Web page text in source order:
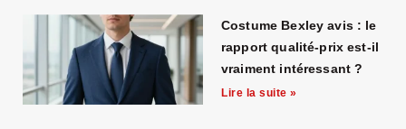
Costume Bexley avis : le
rapport qualité-prix est-il
vraiment intéressant ?
Lire la suite »